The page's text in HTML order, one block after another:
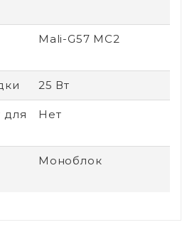
Mali-G57 MC2
25 Вт
для
Нет
Моноблок